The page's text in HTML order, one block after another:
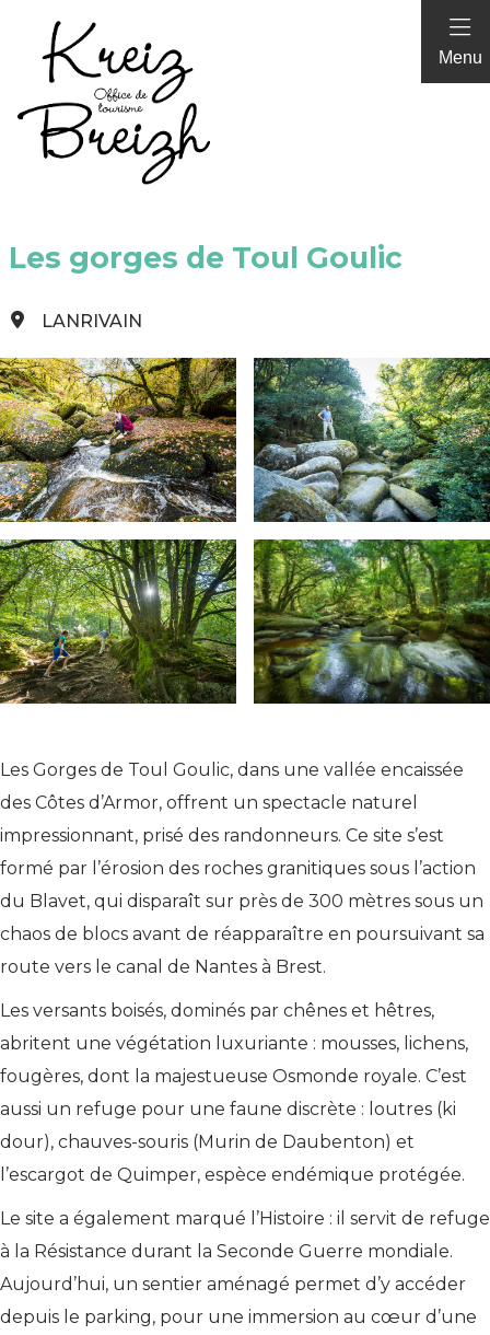
Panneau de gestion des cookies
Menu
Les gorges de Toul Goulic
LANRIVAIN
Les Gorges de Toul Goulic, dans une vallée encaissée
des Côtes d’Armor, offrent un spectacle naturel
impressionnant, prisé des randonneurs. Ce site s’est
formé par l’érosion des roches granitiques sous l’action
du Blavet, qui disparaît sur près de 300 mètres sous un
chaos de blocs avant de réapparaître en poursuivant sa
route vers le canal de Nantes à Brest.
Les versants boisés, dominés par chênes et hêtres,
abritent une végétation luxuriante : mousses, lichens,
fougères, dont la majestueuse Osmonde royale. C’est
aussi un refuge pour une faune discrète : loutres (ki
dour), chauves-souris (Murin de Daubenton) et
l’escargot de Quimper, espèce endémique protégée.
Le site a également marqué l’Histoire : il servit de refuge
à la Résistance durant la Seconde Guerre mondiale.
Aujourd’hui, un sentier aménagé permet d’y accéder
depuis le parking, pour une immersion au cœur d’une